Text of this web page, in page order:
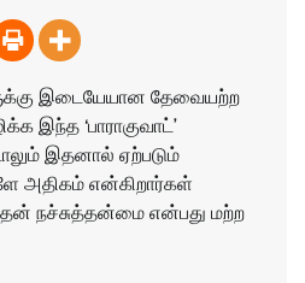
இடையேயான தேவையற்ற
இந்த ‘பாராகுவாட்’
இதனால் ஏற்படும்
அதிகம் என்கிறார்கள்
நச்சுத்தன்மை என்பது மற்ற